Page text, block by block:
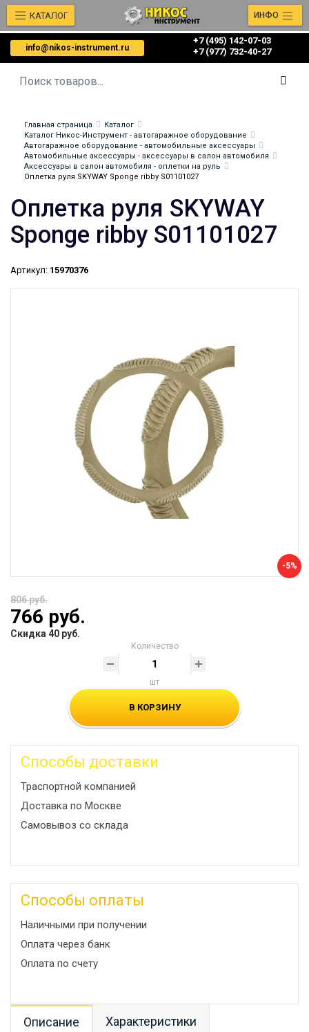
info@nikos-instrument.ru
+7 (495) 142-07-03
‎‎+7 (977) 732-40-27
КАТАЛОГ ИНФО
Главная страница
Каталог
Каталог Никос-Инструмент - автогаражное оборудование
Автогаражное оборудование - автомобильные аксессуары
Автомобильные аксессуары - аксессуары в салон автомобиля
Аксессуары в салон автомобиля - оплетки на руль
Оплетка руля SKYWAY Sponge ribby S01101027
Оплетка руля SKYWAY
Sponge ribby S01101027
Артикул: 15970376
-5%
806 руб.
766 руб.
Скидка 40 руб.
Количество
шт
В КОРЗИНУ
Способы доставки
Траспортной компанией
Доставка по Москве
Самовывоз со склада
Способы оплаты
Наличными при получении
Оплата через банк
Оплата по счету
Описание Характеристики